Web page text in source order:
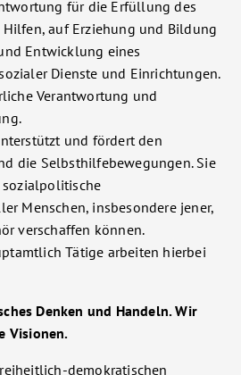
für die Erfüllung des
auf Erziehung und Bildung
Entwicklung eines
Dienste und Einrichtungen.
Verantwortung und
und fördert den
die Selbsthilfebewegungen. Sie
Menschen, insbesondere jener,
verschaffen können.
Tätige arbeiten hierbei
Denken und Handeln. Wir
Visionen.
demokratischen